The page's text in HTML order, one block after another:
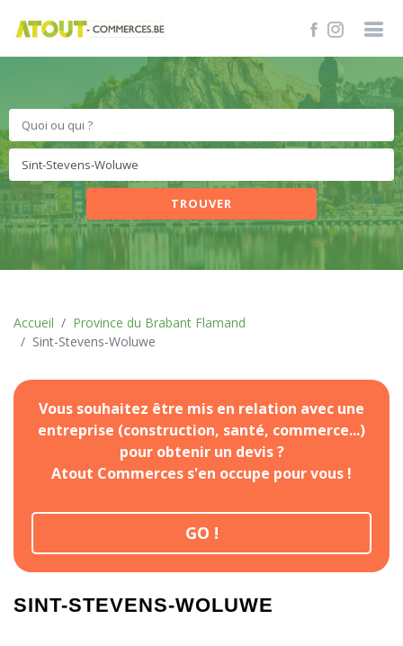
TROUVER
Accueil
Province du Brabant Flamand
Sint-Stevens-Woluwe
Vous souhaitez être mis en relation avec une
entreprise (construction, santé, commerce...)
pour obtenir un devis ?
Atout Commerces s'en occupe pour vous !
GO !
SINT-STEVENS-WOLUWE